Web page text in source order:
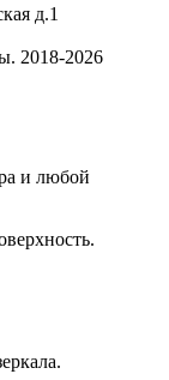
д.1
2018-2026
и любой